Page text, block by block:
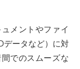
メントやファイ
データなど）に対
でのスムーズな